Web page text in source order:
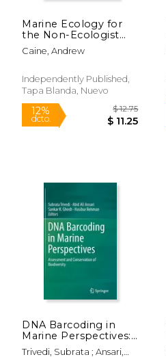
6% $ 329.00
Marine Ecology for
the Non-Ecologist
(en Inglés)
Caine, Andrew
Independently Published,
Tapa Blanda, Nuevo
DNA Barcoding in
Marine Perspectives:
Assessment and
Trivedi, Subrata ; Ansari,